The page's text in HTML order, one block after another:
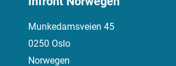
Munkedamsveien 45
0250 Oslo
Norwegen